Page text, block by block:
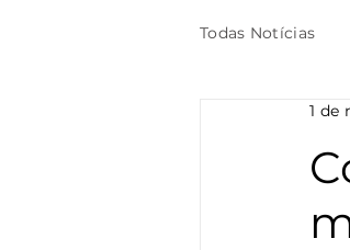
Todas Notícias
Assistência
1 de